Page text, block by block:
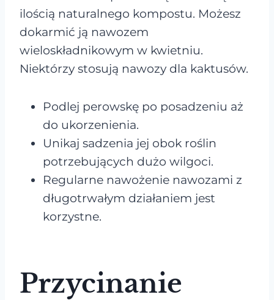
ilością naturalnego kompostu. Możesz
dokarmić ją nawozem
wieloskładnikowym w kwietniu.
Niektórzy stosują nawozy dla kaktusów.
Podlej perowskę po posadzeniu aż
do ukorzenienia.
Unikaj sadzenia jej obok roślin
potrzebujących dużo wilgoci.
Regularne nawożenie nawozami z
długotrwałym działaniem jest
korzystne.
Przycinanie